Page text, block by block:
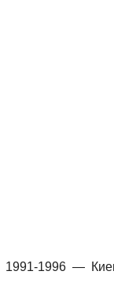
1996 —